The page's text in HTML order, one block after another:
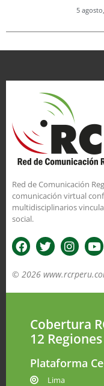
5
Red de Comunicación
comunicación virtual
multidisciplinarios
social.
© 2026
Cobertura
12 Regiones
Plataforma
Lima